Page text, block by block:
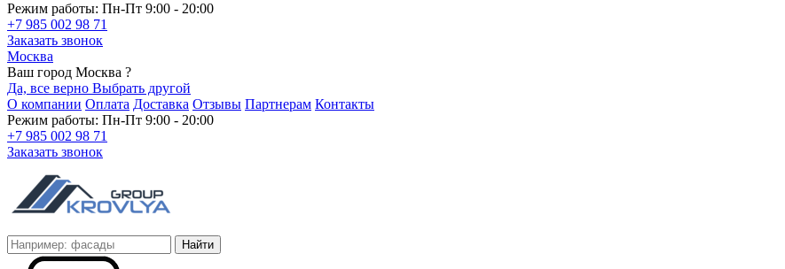
Режим работы: Пн-Пт 9:00 - 20:00
+7 985 002 98 71
Заказать звонок
Москва
Ваш город Москва ?
Да, все верно Выбрать другой
О компании Оплата Доставка Отзывы Партнерам Контакты
Режим работы: Пн-Пт 9:00 - 20:00
+7 985 002 98 71
Заказать звонок
Найти